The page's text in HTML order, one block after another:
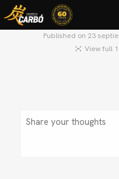
BLOG
Published on 23
View full